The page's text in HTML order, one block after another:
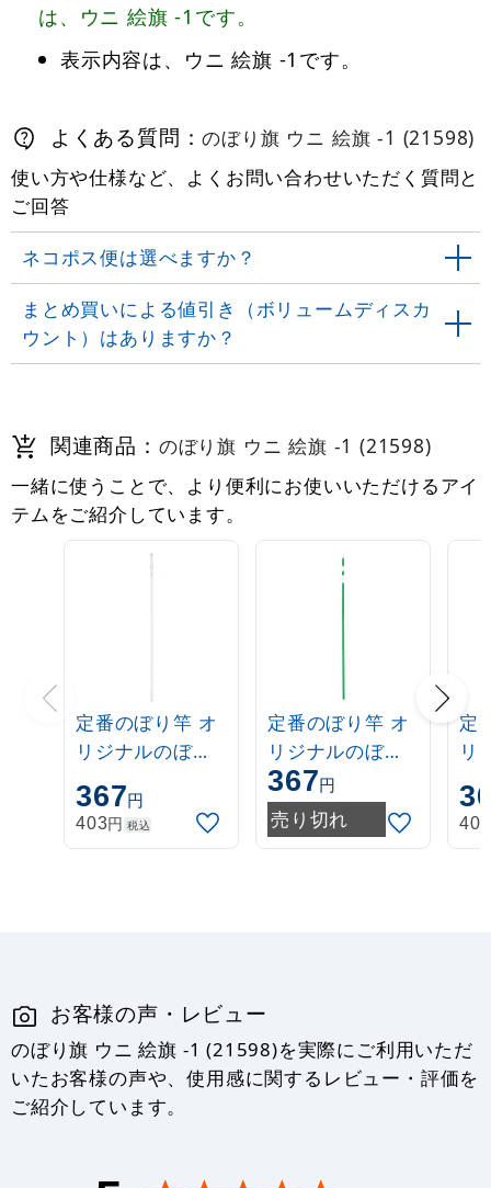
は、ウニ 絵旗 -1です。
表示内容は、ウニ 絵旗 -1です。
よくある質問：のぼり旗 ウニ 絵旗 -1 (21598)
使い方や仕様など、よくお問い合わせいただく質問と
ご回答
ネコポス便は選べますか？
まとめ買いによる値引き（ボリュームディスカ
ウント）はありますか？
関連商品： のぼり旗 ウニ 絵旗 -1 (21598)
一緒に使うことで、より便利にお使いいただけるアイ
テムをご紹介しています。
定番のぼり竿 オ
リジナルのぼり
ポール 1.6～3m
伸縮式 白
(30537***)
367円
403円 税込
定番のぼり竿 オ
リジナルのぼり
ポール 1.6～3m
伸縮式 緑
(30537GRN)
367円
売り切れ
定
リ
ポ
伸
403
お客様の声・レビュー
のぼり旗 ウニ 絵旗 -1 (21598)を実際にご利用いただ
いたお客様の声や、使用感に関するレビュー・評価を
ご紹介しています。